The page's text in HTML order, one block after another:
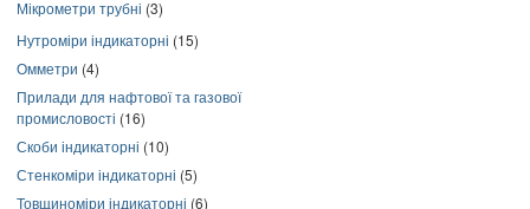
Мікрометри трубні (3)
Нутроміри індикаторні (15)
Омметри (4)
Прилади для нафтової та газової
промисловості (16)
Скоби індикаторні (10)
Стенкоміри індикаторні (5)
Товщиноміри індикаторні (6)